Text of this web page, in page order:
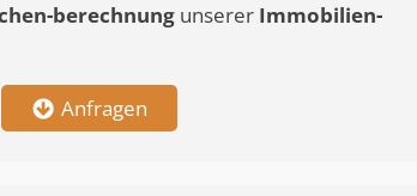
berechnung unserer Immobilien-
Anfragen